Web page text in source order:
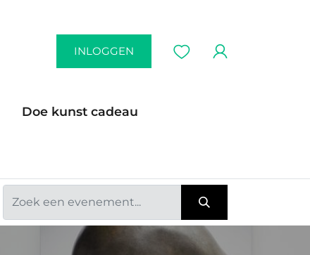
INLOGGEN
Doe kunst cadeau